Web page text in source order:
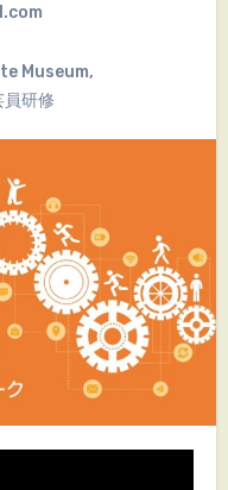
Museum,
研修